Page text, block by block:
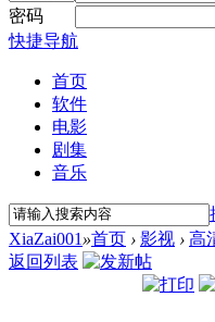
密码
快捷导航
首页
软件
电影
剧集
音乐
XiaZai001 »首页 › 影视 › 高
返回列表